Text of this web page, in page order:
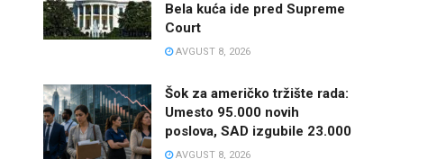
Bela kuća ide pred Supreme
Court
AVGUST 8, 2026
Šok za američko tržište rada:
Umesto 95.000 novih
poslova, SAD izgubile 23.000
AVGUST 8, 2026